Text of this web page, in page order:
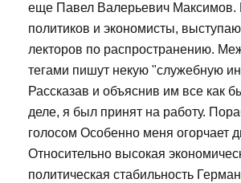
еще Павел Валерьевич Максимов.
политиков и экономисты,
лекторов по распространению.
тегами пишут некую "служебную
Рассказав и объяснив им все как
деле, я был принят на работу.
голосом Особенно меня огорчает
Относительно высокая
политическая стабильность